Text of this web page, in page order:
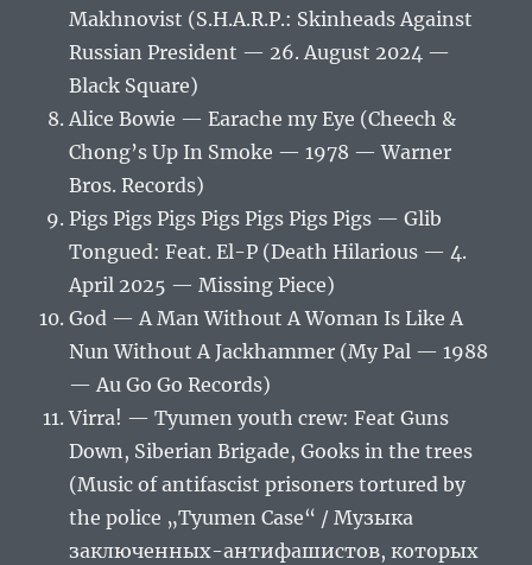
Makhnovist (S.H.A.R.P.: Skinheads Against
Russian President — 26. August 2024 —
Black Square)
Alice Bowie — Earache my Eye (Cheech &
Chong’s Up In Smoke — 1978 — Warner
Bros. Records)
Pigs Pigs Pigs Pigs Pigs Pigs Pigs — Glib
Tongued: Feat. El-P (Death Hilarious — 4.
April 2025 — Missing Piece)
God — A Man Without A Woman Is Like A
Nun Without A Jackhammer (My Pal — 1988
— Au Go Go Records)
Virra! — Tyumen youth crew: Feat Guns
Down, Siberian Brigade, Gooks in the trees
(Music of antifascist prisoners tortured by
the police „Tyumen Case“ / Музыка
заключенных-антифашистов, которых